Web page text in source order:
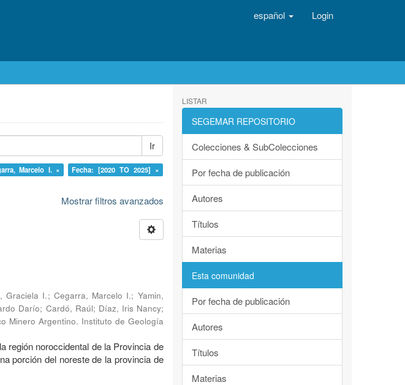
español Login
Ir
Marcelo I. ×
Fecha: [2020 TO 2025] ×
Mostrar filtros avanzados
Graciela I.; Cegarra, Marcelo I.; Yamin,
Darío; Cardó, Raúl; Díaz, Iris Nancy;
Minero Argentino. Instituto de Geología
región noroccidental de la Provincia de
porción del noreste de la provincia de
LISTAR
SEGEMAR REPOSITORIO
Colecciones & SubColecciones
Por fecha de publicación
Autores
Títulos
Materias
Esta comunidad
Por fecha de publicación
Autores
Títulos
Materias